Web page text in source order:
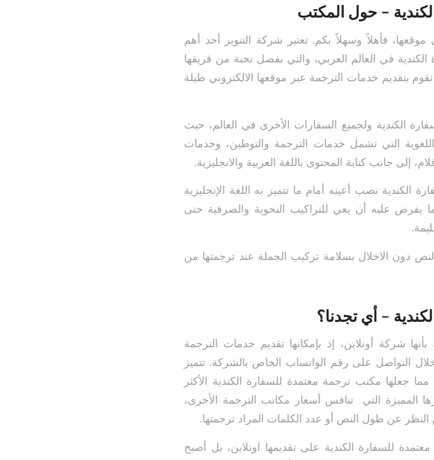
– حول المكتب
فأهلاً وسهلاً بكم. تعتبر شركة التنوير أحد أهم
الكندية في العالم العربي، والتي بفضل نخبة من فريقها
بتقديم خدمات الترجمة عبر موقعها الالكتروني طيلة
الكندية ولجميع السفارات الأخرى في العالم، حيث
اللغوية التي تشمل خدمات الترجمة والتوطين، وخدمات
إلى جانب كتابة المحتوى باللغة العربية والانجليزية.
الكندية نصب أعينه أمام ما تتميز به اللغة الإنجليزية
يفرض عليه أن يعي للتراكيب النحوية والصرفية حتى
دون الاخلال بسلامة تركيب الجملة عند ترجمتها من
– أي تجدنا؟
شركة أونلاين، إذ بإمكانها تقديم خدمات الترجمة
خلال التواصل على رقم الواتساب الخاص بالشركة. تتميز
مما جعلها مكتب ترجمة معتمدة للسفارة الكندية الأكثر
المميزة التي تنافس أسعار مكاتب الترجمة الأخرى،
عن طول النص أو عدد الكلمات المراد ترجمتها.
للسفارة الكندية على تقديمها اونلاين، بل أصبح